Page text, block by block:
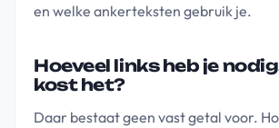
en welke ankerteksten gebruik je.
Hoeveel links heb je
kost het?
Daar bestaat geen vast getal voor.